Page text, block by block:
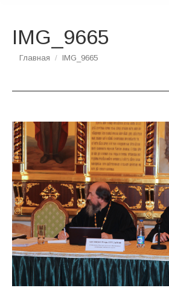
IMG_9665
Вы здесь:
Главная IMG_9665